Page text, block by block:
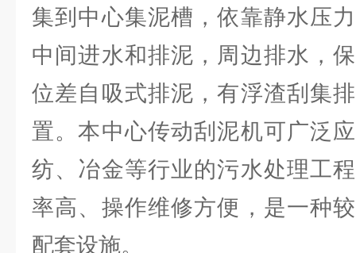
集到中心集泥槽，依靠静水压
中间进水和排泥，周边排水，
位差自吸式排泥，有浮渣刮集
置。本中心传动刮泥机可广泛
纺、冶金等行业的污水处理工
率高、操作维修方便，是一种
配套设施。